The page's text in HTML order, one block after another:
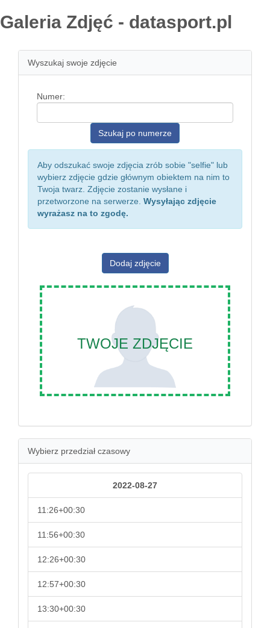
Galeria Zdjęć - datasport.pl
Wyszukaj swoje zdjęcie
Numer:
Aby odszukać swoje zdjęcia zrób sobie "selfie" lub
wybierz zdjęcie gdzie głównym obiektem na nim to
Twoja twarz. Zdjęcie zostanie wysłane i
przetworzone na serwerze. Wysyłając zdjęcie
wyrażasz na to zgodę.
Dodaj zdjęcie
TWOJE ZDJĘCIE
Wybierz przedział czasowy
2022-08-27
11:26+00:30
11:56+00:30
12:26+00:30
12:57+00:30
13:30+00:30